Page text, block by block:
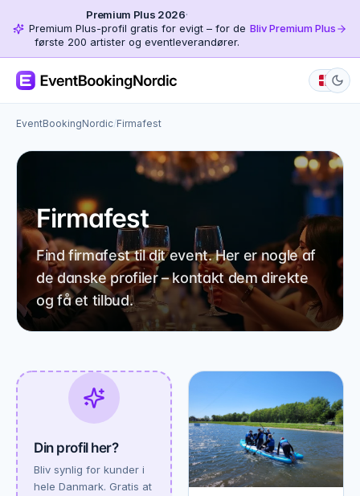
Premium Plus 2026·
Premium Plus-profil gratis for evigt – for de
første 200 artister og eventleverandører.
Bliv Premium Plus
EventBookingNordic/Firmafest
Firmafest
Find firmafest til dit event. Her er nogle af
de danske profiler – kontakt dem direkte
og få et tilbud.
Din profil her?
Bliv synlig for kunder i
hele Danmark. Gratis at